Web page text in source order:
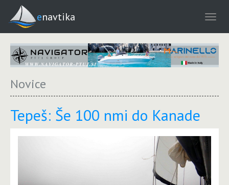
enavtika
Novice
Tepeš: Še 100 nmi do Kanade